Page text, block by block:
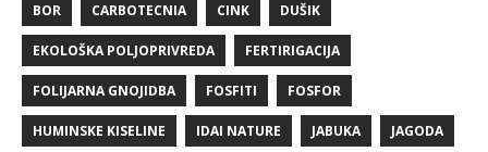
BOR CARBOTECNIA CINK DUŠIK
EKOLOŠKA POLJOPRIVREDA FERTIRIGACIJA
FOLIJARNA GNOJIDBA FOSFITI FOSFOR
HUMINSKE KISELINE IDAI NATURE JABUKA JAGODA